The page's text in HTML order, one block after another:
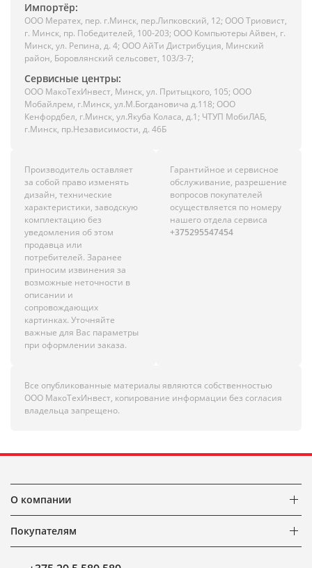
Импортёр:
ООО Мератех, пер. г.Минск, пер.Липковский, 12; ООО Триовист,
г. Минск, пр. Победителей, 100-203; ООО Компьютеры Айвен, г.
Минск, ул. Репина, д. 4; ООО АйТи Дистрибуция, Минский
район, Боровлянский сельсовет, 103/3-7;
Сервисные центры:
ООО МакоТехИнвест, Минск, ул. Притыцкого, 105; ООО
Мобайлрем, г.Минск, ул.М.Богдановича д.118; ООО
Кенфордбел, г.Минск, ул.Якуба Коласа, д.1; ЧТУП МобиЛАБ,
г.Минск, пр.Независимости, д. 46Б
Производитель оставляет
за собой право изменять
дизайн, технические
характеристики, заводскую
комплектацию без
уведомления об этом
продавца или
потребителей. Заранее
приносим извинения за
возможные неточности в
описании и
сопровождающих
картинках. Уточняйте
важные для Вас параметры
при оформлении заказа.
Гарантийное и сервисное
обслуживание, разрешение
вопросов покупателей
осуществляется по номеру
нашего отдела сервиса
+375295547454
Все опубликованные материалы являются собственностью
ООО МакоТехИнвест, копирование информации без согласия
владельца запрещено.
О компании
Покупателям